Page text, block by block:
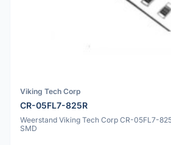
Viking Tech Corp
CR-05FL7-825R
Weerstand Viking Tech Corp CR-05FL7-
SMD